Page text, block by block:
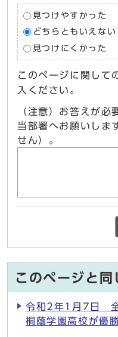
見つけやすかった
どちらともいえない
見つけにくかった
このページに関して
入ください。
（注意）お答えが必
当部署へお願いしま
せん）。
このページと同
令和2年1月7日 全
桐蔭学園高校が優勝